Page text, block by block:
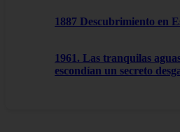
1887 Descubrimiento en
1961. Las tranquilas
escondían un secreto